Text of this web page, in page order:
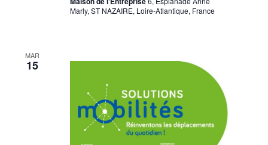
Marly, ST NAZAIRE, Loire-Atlantique, France
MAR
15